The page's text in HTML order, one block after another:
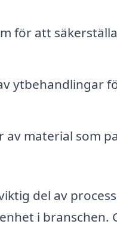
för att
ytbehandlingar
av material som
del av
i branschen.